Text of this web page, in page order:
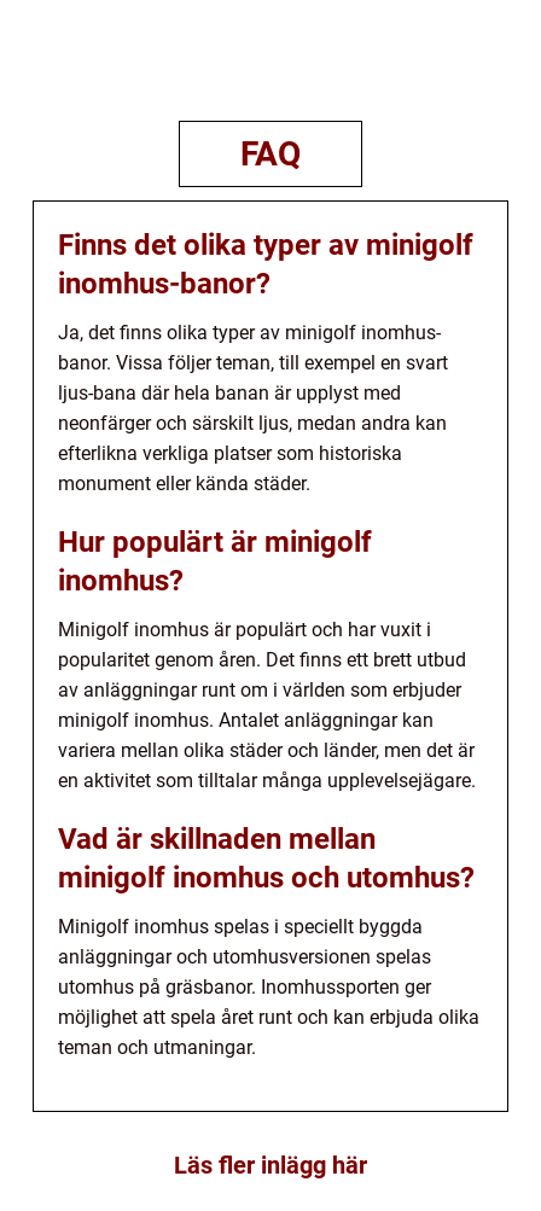
FAQ
Finns det olika typer av minigolf
inomhus-banor?
Ja, det finns olika typer av minigolf inomhus-
banor. Vissa följer teman, till exempel en svart
ljus-bana där hela banan är upplyst med
neonfärger och särskilt ljus, medan andra kan
efterlikna verkliga platser som historiska
monument eller kända städer.
Hur populärt är minigolf
inomhus?
Minigolf inomhus är populärt och har vuxit i
popularitet genom åren. Det finns ett brett utbud
av anläggningar runt om i världen som erbjuder
minigolf inomhus. Antalet anläggningar kan
variera mellan olika städer och länder, men det är
en aktivitet som tilltalar många upplevelsejägare.
Vad är skillnaden mellan
minigolf inomhus och utomhus?
Minigolf inomhus spelas i speciellt byggda
anläggningar och utomhusversionen spelas
utomhus på gräsbanor. Inomhussporten ger
möjlighet att spela året runt och kan erbjuda olika
teman och utmaningar.
Läs fler inlägg här